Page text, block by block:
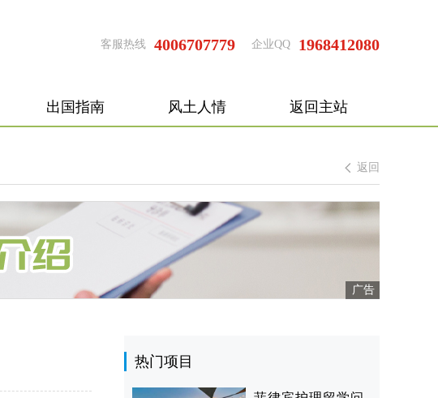
企业QQ 1968412080
客服热线 4006707779
出国指南 风土人情 返回主站
返回
热门项目